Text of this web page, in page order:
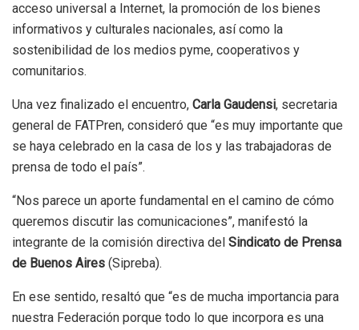
acceso universal a Internet, la promoción de los bienes
informativos y culturales nacionales, así como la
sostenibilidad de los medios pyme, cooperativos y
comunitarios.
Una vez finalizado el encuentro, Carla Gaudensi, secretaria
general de FATPren, consideró que “es muy importante que
se haya celebrado en la casa de los y las trabajadoras de
prensa de todo el país”.
“Nos parece un aporte fundamental en el camino de cómo
queremos discutir las comunicaciones”, manifestó la
integrante de la comisión directiva del Sindicato de Prensa
de Buenos Aires (Sipreba).
En ese sentido, resaltó que “es de mucha importancia para
nuestra Federación porque todo lo que incorpora es una